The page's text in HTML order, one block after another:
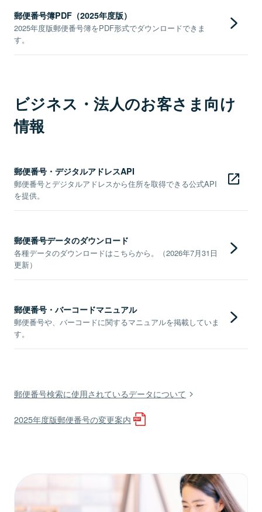
郵便番号簿PDF（2025年度版）
2025年度版郵便番号簿をPDF形式でダウンロードできま
す。
ビジネス・法人のお客さま向け
情報
郵便番号・デジタルアドレスAPI
郵便番号とデジタルアドレスから住所を取得できる公式API
を提供。
郵便番号データのダウンロード
各種データのダウンロードはこちらから。（2026年7月31日
更新）
郵便番号・バーコードマニュアル
郵便番号や、バーコードに関するマニュアルを掲載していま
す。
郵便番号検索に使用されているデータについて
2025年度版郵便番号の変更案内